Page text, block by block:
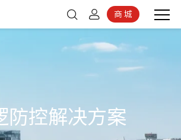
商 城
防控解决方案